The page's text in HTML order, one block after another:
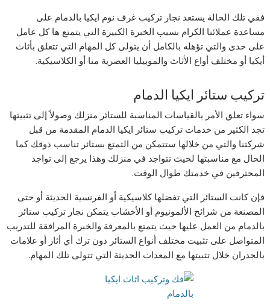
ففي تلك الحالة يستعد نجار تركيب غرف نوم ايكيا بالدمام على
مساعدة عملائنا الكرام بسبب الخبرة الكبيرة التي يتمتع ها كل عامل
على حدى والتي تؤهله بالكامل أن يتولى كل المهام التي تتعلق بأثاث
أيكيا أو مختلف أواع الأثاث والموبيليا العصرية منا أو الكلاسيكية.
تركيب ستائر ايكيا الدمام
سواء تعلق الأمر بالقياسات المناسبة للستائر منزلك وصولاً إلى تثبيتها
تجد الكثير من خدمات تركيب ستائر ايكيا الدمام المقدمة من قبل
شركتنا والتي من خلالها ستتمكن من التمتع بستائر تناسب ذوقك كما
الحال مع مناسبتها لحيث تتواجد في منزلك وهذا يرجع إلى تواجد
المحترفين في خدمتك طوال الوقت.
فإن كانت الستائر التي تفضلها كلاسيكية أو الفرنسية الحديثة أو حتى
المصنعة من شرائح الألمونيوم أو الأخشاب يتمكن نجار تركيب ستائر
بالدمام من العمل عليها حيث يتمتع بالمعرفة والخبرة المرافقة للتدريب
المتواصل على تثبيت مختلف أنواع الستائر دون ترك أي أثار أو علامات
بالجدران خلال تثبيتها مع المعدات الحديثة التي تتولى تلك المهام.